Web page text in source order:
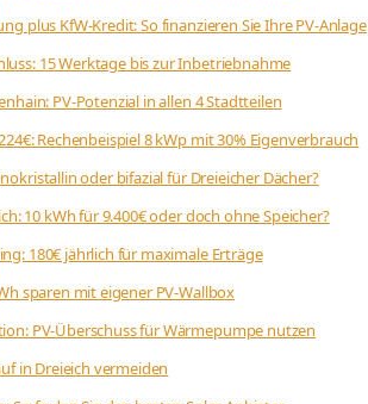
plus KfW-Kredit: So finanzieren Sie Ihre PV-Anlage
15 Werktage bis zur Inbetriebnahme
PV-Potenzial in allen 4 Stadtteilen
Rechenbeispiel 8 kWp mit 30% Eigenverbrauch
oder bifazial für Dreieicher Dächer?
10 kWh für 9.400€ oder doch ohne Speicher?
180€ jährlich für maximale Erträge
sparen mit eigener PV-Wallbox
PV-Überschuss für Wärmepumpe nutzen
in Dreieich vermeiden